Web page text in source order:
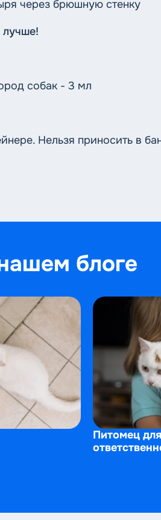
через брюшную стенку
лучше!
собак - 3 мл
Нельзя приносить в
блоге
Питомец